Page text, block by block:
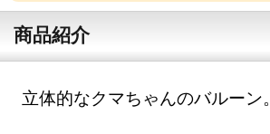
商品紹介
立体的なクマちゃんのバルーン。